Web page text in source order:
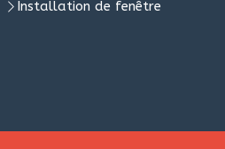
Installation de fenêtre